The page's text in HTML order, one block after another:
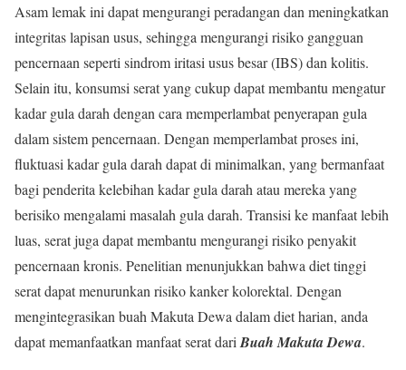
Asam lemak ini dapat mengurangi peradangan dan meningkatkan
integritas lapisan usus, sehingga mengurangi risiko gangguan
pencernaan seperti sindrom iritasi usus besar (IBS) dan kolitis.
Selain itu, konsumsi serat yang cukup dapat membantu mengatur
kadar gula darah dengan cara memperlambat penyerapan gula
dalam sistem pencernaan. Dengan memperlambat proses ini,
fluktuasi kadar gula darah dapat di minimalkan, yang bermanfaat
bagi penderita kelebihan kadar gula darah atau mereka yang
berisiko mengalami masalah gula darah. Transisi ke manfaat lebih
luas, serat juga dapat membantu mengurangi risiko penyakit
pencernaan kronis. Penelitian menunjukkan bahwa diet tinggi
serat dapat menurunkan risiko kanker kolorektal. Dengan
mengintegrasikan buah Makuta Dewa dalam diet harian, anda
dapat memanfaatkan manfaat serat dari Buah Makuta Dewa.